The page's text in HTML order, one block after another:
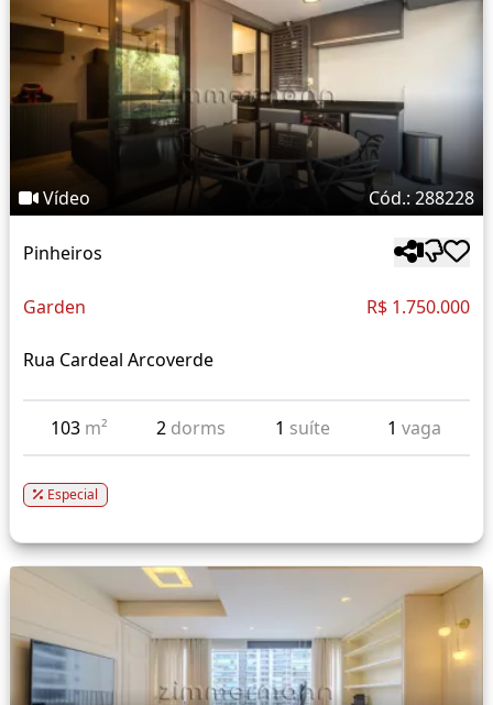
Vídeo Cód.: 288228
Pinheiros
Garden R$ 1.750.000
Rua Cardeal Arcoverde
103 m² 2 dorms 1 suíte 1 vaga
Especial